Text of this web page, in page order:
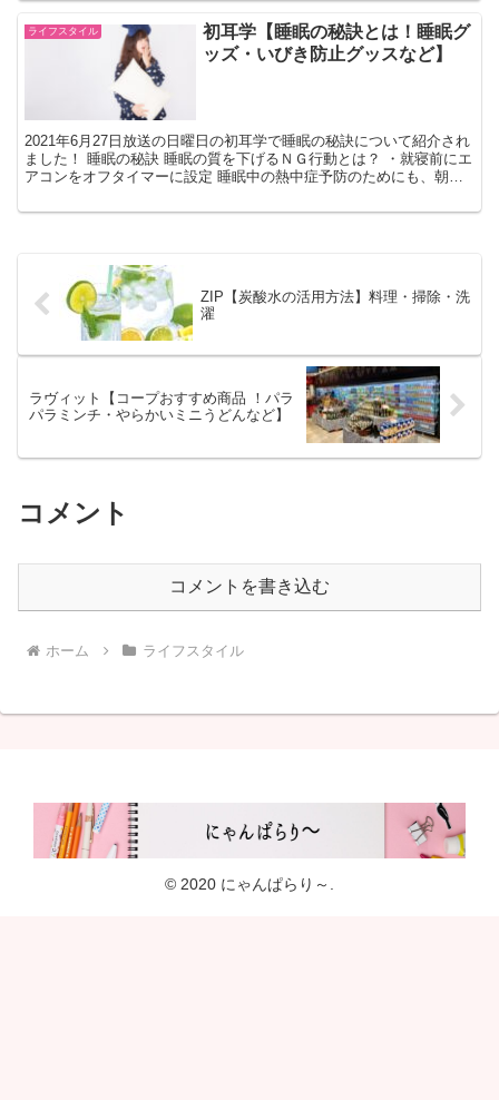
ライフスタイル
初耳学【睡眠の秘訣とは！睡眠グ
ッズ・いびき防止グッスなど】
2021年6月27日放送の日曜日の初耳学で睡眠の秘訣について紹介され
ました！ 睡眠の秘訣 睡眠の質を下げるＮＧ行動とは？ ・就寝前にエ
アコンをオフタイマーに設定 睡眠中の熱中症予防のためにも、朝ま
ZIP【炭酸水の活用方法】料理・掃除・洗
濯
ラヴィット【コープおすすめ商品 ！パラ
パラミンチ・やらかいミニうどんなど】
コメント
コメントを書き込む
ホーム ライフスタイル
© 2020 にゃんぱらり～.